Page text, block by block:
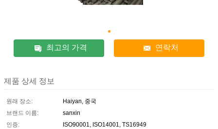
최고의 가격 연락처
제품 상세 정보
원래 장소:
Haiyan, 중국
브랜드 이름:
sanxin
인증:
ISO90001, ISO14001, TS16949